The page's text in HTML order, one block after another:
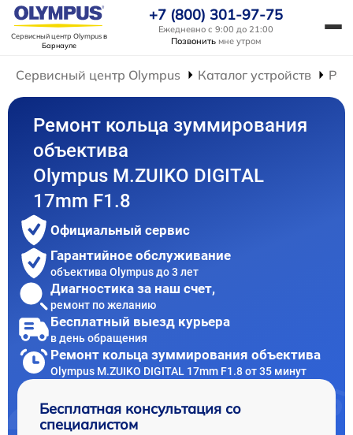
Сервисный центр Olympusв
Барнауле
+7 (800) 301-97-75
Ежедневно с 9:00 до 21:00
Позвонить мне утром
Сервисный центр Olympus Каталог устройств
Ремонт кольца зуммирования
объектива
Olympus M.ZUIKO DIGITAL
17mm F1.8
Официальный сервис
Гарантийное обслуживание
объектива Olympus до 3 лет
Диагностика за наш счет,
ремонт по желанию
Бесплатный выезд курьера
в день обращения
Ремонт кольца зуммирования объектива
Olympus M.ZUIKO DIGITAL 17mm F1.8 от 35 минут
Бесплатная консультация со
специалистом